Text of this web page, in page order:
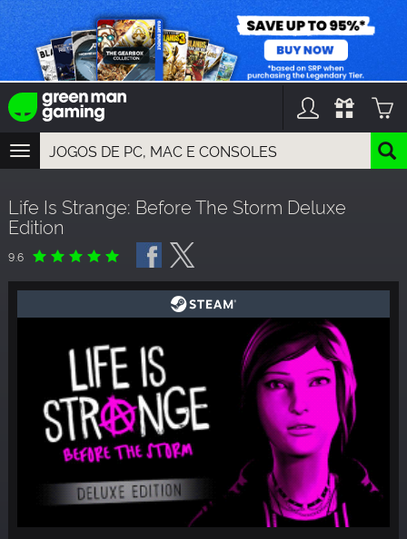
TOGGLE
NAVIGATION
GAME TITLES
DLC TITLES
Life Is Strange: Before The Storm Deluxe
Edition
9.6